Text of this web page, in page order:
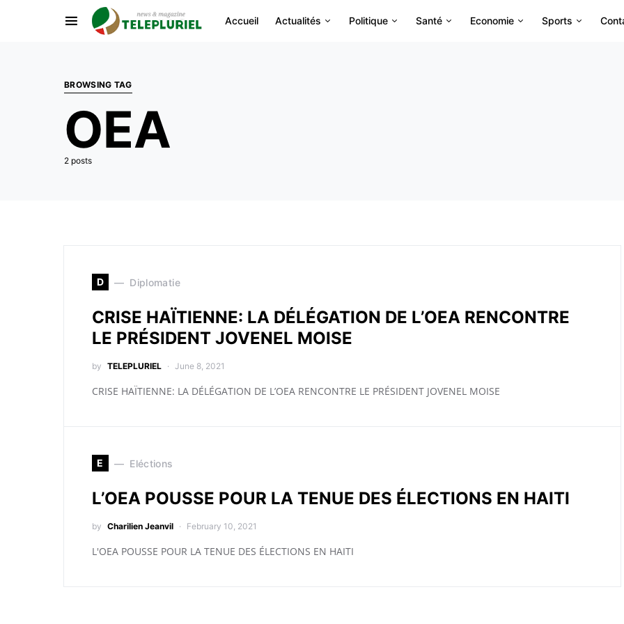
Accueil Actualités Politique Santé Economie Sports
BROWSING TAG
OEA
2 posts
D Diplomatie
CRISE HAÏTIENNE: LA DÉLÉGATION DE L’OEA RENCONTRE
LE PRÉSIDENT JOVENEL MOISE
by TELEPLURIEL June 8, 2021
CRISE HAÏTIENNE: LA DÉLÉGATION DE L’OEA RENCONTRE LE PRÉSIDENT JOVENEL MOISE
E Eléctions
L’OEA POUSSE POUR LA TENUE DES ÉLECTIONS EN HAITI
by Charilien Jeanvil February 10, 2021
L'OEA POUSSE POUR LA TENUE DES ÉLECTIONS EN HAITI